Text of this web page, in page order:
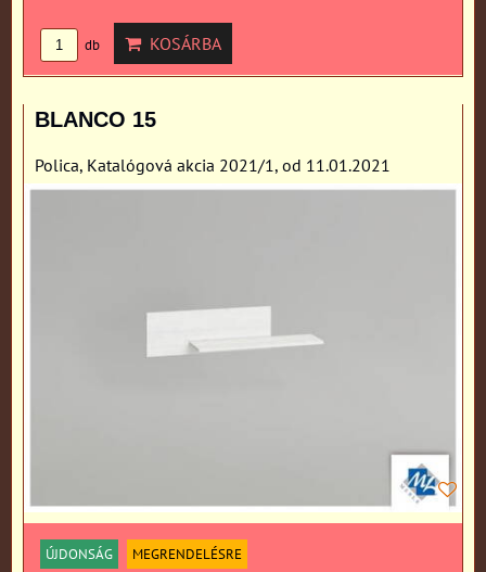
db KOSÁRBA
BLANCO 15
Polica, Katalógová akcia 2021/1, od 11.01.2021
ÚJDONSÁG MEGRENDELÉSRE